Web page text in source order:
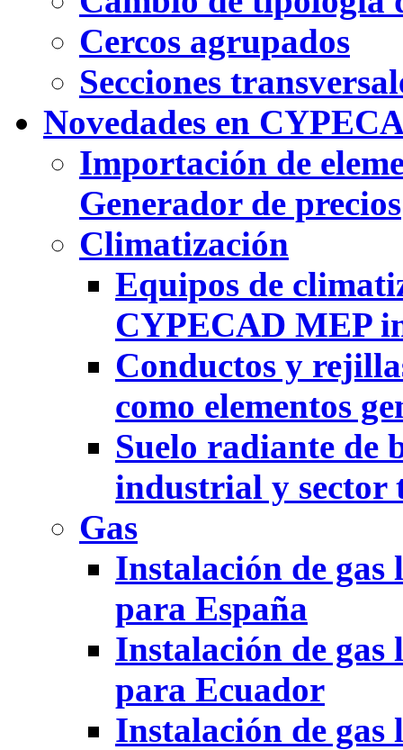
Cercos agrupados
Secciones
Novedades en
Importación de
Generador de precios
Climatización
Equipos de
CYPECAD MEP
Conductos y
como elementos
Suelo radiante de
industrial y sector
Gas
Instalación de
para España
Instalación de
para Ecuador
Instalación de